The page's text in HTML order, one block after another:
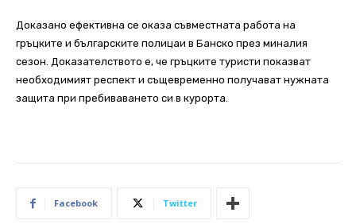
Доказано ефективна се оказа съвместната работа на
гръцките и българските полицаи в Банско през миналия
сезон. Доказателството е, че гръцките туристи показват
необходимият респект и същевременно получават нужната
защита при пребиваването си в курорта.
Facebook Twitter